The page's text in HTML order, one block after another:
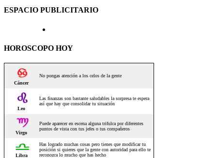
ESPACIO PUBLICITARIO
HOROSCOPO HOY